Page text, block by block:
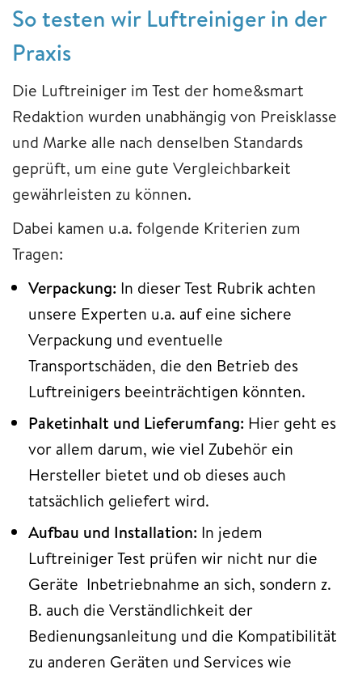
So testen wir Luftreiniger in der
Praxis
Die Luftreiniger im Test der home&smart
Redaktion wurden unabhängig von Preisklasse
und Marke alle nach denselben Standards
geprüft, um eine gute Vergleichbarkeit
gewährleisten zu können.
Dabei kamen u.a. folgende Kriterien zum
Tragen:
Verpackung: In dieser Test Rubrik achten
unsere Experten u.a. auf eine sichere
Verpackung und eventuelle
Transportschäden, die den Betrieb des
Luftreinigers beeinträchtigen könnten.
Paketinhalt und Lieferumfang: Hier geht es
vor allem darum, wie viel Zubehör ein
Hersteller bietet und ob dieses auch
tatsächlich geliefert wird.
Aufbau und Installation: In jedem
Luftreiniger Test prüfen wir nicht nur die
Geräte Inbetriebnahme an sich, sondern z.
B. auch die Verständlichkeit der
Bedienungsanleitung und die Kompatibilität
zu anderen Geräten und Services wie